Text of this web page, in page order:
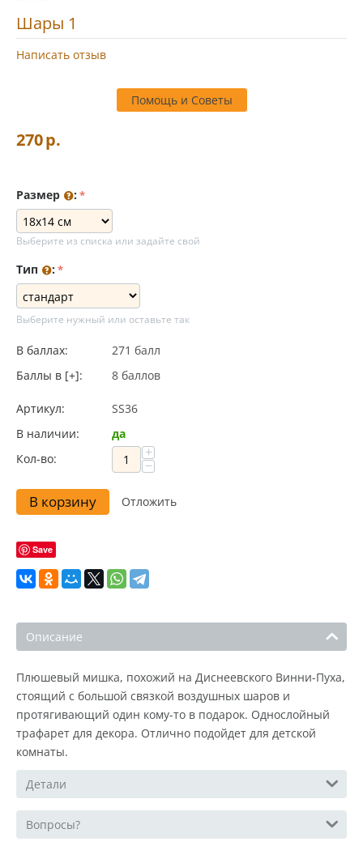
Шары 1
Написать отзыв
Помощь и Советы
270р.
Размер :
Выберите из списка или задайте свой
Тип :
Выберите нужный или оставьте так
В баллах:
271 балл
Баллы в [+]:
8 баллов
Артикул:
SS36
В наличии:
да
Кол-во:
+
−
В корзину Отложить
Save
Описание
Плюшевый мишка, похожий на Диснеевского Винни-Пуха,
стоящий с большой связкой воздушных шаров и
протягивающий один кому-то в подарок. Однослойный
трафарет для декора. Отлично подойдет для детской
комнаты.
Детали
Вопросы?